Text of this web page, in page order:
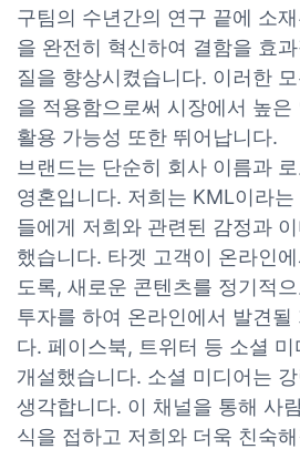
구팀의 수년간의 연구 끝에 소
을 완전히 혁신하여 결함을 효
질을 향상시켰습니다. 이러한
을 적용함으로써 시장에서 높은
활용 가능성 또한 뛰어납니다.
브랜드는 단순히 회사 이름과
영혼입니다. 저희는 KML이라
들에게 저희와 관련된 감정과
했습니다. 타겟 고객이 온라인
도록, 새로운 콘텐츠를 정기적
투자를 하여 온라인에서 발견될
다. 페이스북, 트위터 등 소셜
개설했습니다. 소셜 미디어는
생각합니다. 이 채널을 통해 사
식을 접하고 저희와 더욱 친숙